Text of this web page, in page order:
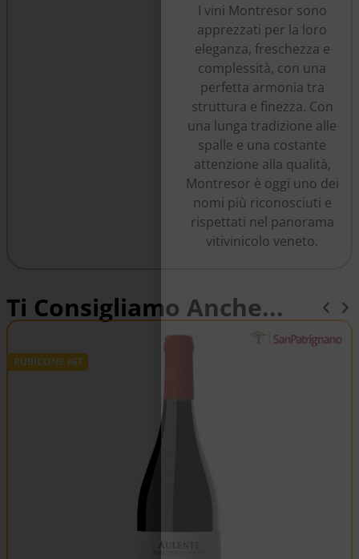
I vini Montresor sono
apprezzati per la loro
eleganza, freschezza e
complessità, con una
perfetta armonia tra
struttura e finezza. Con
una lunga tradizione alle
spalle e una costante
attenzione alla qualità,
Montresor è oggi uno dei
nomi più riconosciuti e
rispettati nel panorama
vitivinicolo veneto.
Ti Consigliamo Anche...
RUBICONE IGT